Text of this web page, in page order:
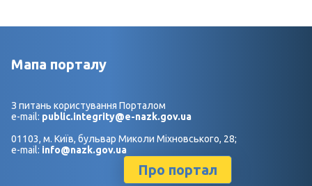
Мапа порталу
З питань користування Порталом
e-mail: public.integrity@e-nazk.gov.ua
01103, м. Київ, бульвар Миколи Міхновського, 28;
e-mail: info@nazk.gov.ua
Про портал